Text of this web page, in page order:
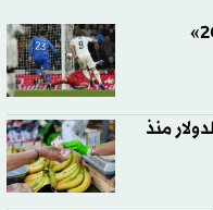
9 منتخبات تضمن تأهلها لـ«يورو 2024»
منذ